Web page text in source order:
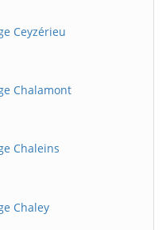
Ceyzérieu
Chalamont
Chaleins
Chaley